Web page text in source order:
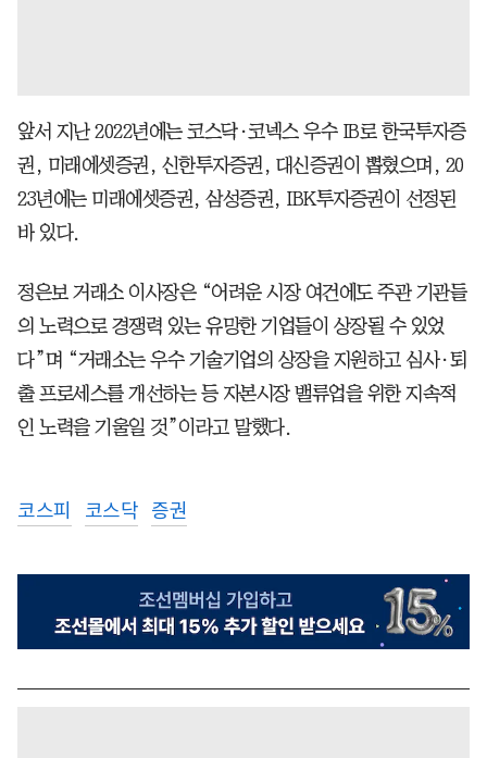
앞서 지난 2022년에는 코스닥·코넥스 우수 IB로 한국투자증
권, 미래에셋증권, 신한투자증권, 대신증권이 뽑혔으며, 20
23년에는 미래에셋증권, 삼성증권, IBK투자증권이 선정된
바 있다.
정은보 거래소 이사장은 “어려운 시장 여건에도 주관 기관들
의 노력으로 경쟁력 있는 유망한 기업들이 상장될 수 있었
다”며 “거래소는 우수 기술기업의 상장을 지원하고 심사·퇴
출 프로세스를 개선하는 등 자본시장 밸류업을 위한 지속적
인 노력을 기울일 것”이라고 말했다.
코스피 코스닥 증권